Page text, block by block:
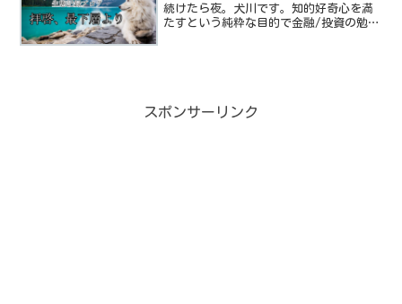
続けたら夜。犬川です。知的好奇心を満
たすという純粋な目的で金融/投資の勉強
スポンサーリンク